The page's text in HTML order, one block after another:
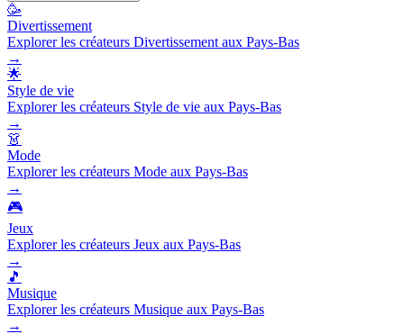
🥳
Divertissement
Explorer les créateurs Divertissement aux Pays-Bas
→
🌟
Style de vie
Explorer les créateurs Style de vie aux Pays-Bas
→
👗
Mode
Explorer les créateurs Mode aux Pays-Bas
→
🎮
Jeux
Explorer les créateurs Jeux aux Pays-Bas
→
🎵
Musique
Explorer les créateurs Musique aux Pays-Bas
→